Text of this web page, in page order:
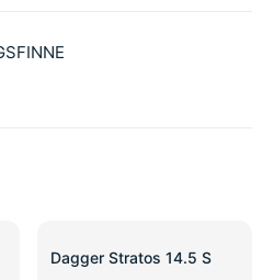
SALE
Dagger Stratos 14.5 S